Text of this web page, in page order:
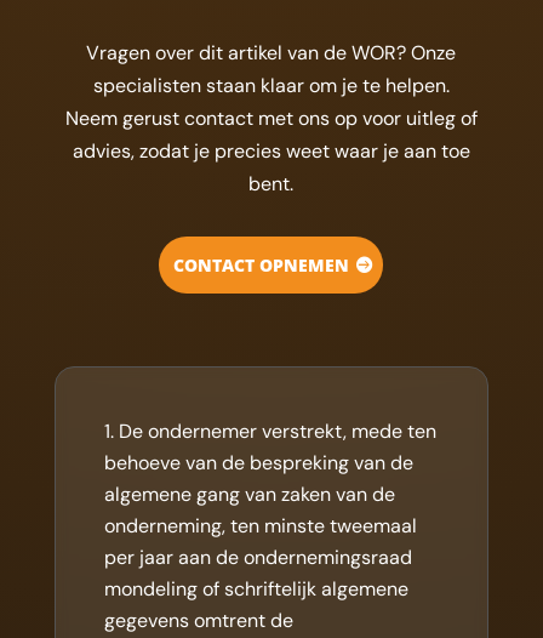
Vragen over dit artikel van de WOR? Onze
specialisten staan klaar om je te helpen.
Neem gerust contact met ons op voor uitleg of
advies, zodat je precies weet waar je aan toe
bent.
CONTACT OPNEMEN
De ondernemer verstrekt, mede ten
behoeve van de bespreking van de
algemene gang van zaken van de
onderneming, ten minste tweemaal
per jaar aan de ondernemingsraad
mondeling of schriftelijk algemene
gegevens omtrent de